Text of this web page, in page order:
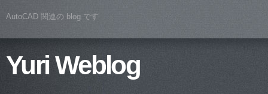
AutoCAD 関連の blog です
Yuri Weblog